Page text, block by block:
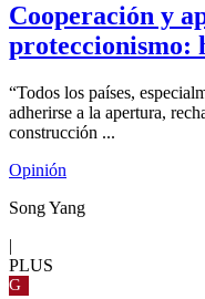
Cooperación y
proteccionismo:
“Todos los países,
adherirse a la apertura,
construcción ...
Opinión
Song Yang
|
PLUS
G